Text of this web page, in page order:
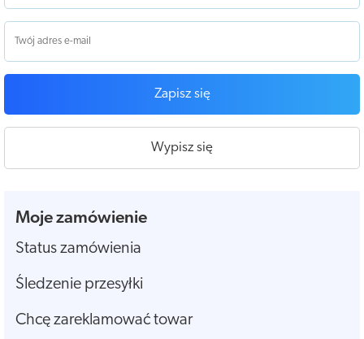
Zapisz się
Wypisz się
Moje zamówienie
Status zamówienia
Śledzenie przesyłki
Chcę zareklamować towar